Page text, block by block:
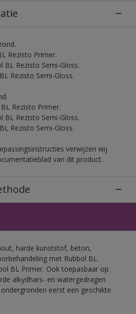
Rezisto Primer.
BL Rezisto Semi-Gloss.
Rezisto Semi-Gloss.
Rezisto Primer.
BL Rezisto Semi-Gloss.
Rezisto Semi-Gloss.
verwijzen wij
van dit product.
harde kunststof, beton,
met Rubbol BL
BL Primer. Ook toepasbaar op
alkydhars- en watergedragen
eerst een geschikte